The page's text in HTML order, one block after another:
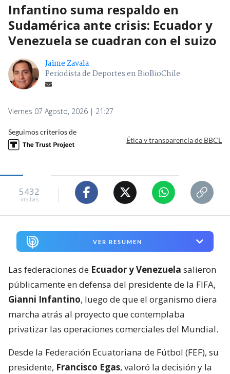
Infantino suma respaldo en
Sudamérica ante crisis: Ecuador y
Venezuela se cuadran con el suizo
Jaime Zavala
Periodista de Deportes en BioBioChile
Viernes 07 Agosto, 2026 | 21:27
Seguimos criterios de
Ética y transparencia de BBCL
5432
visitas
VER RESUMEN
Las federaciones de Ecuador y Venezuela salieron
públicamente en defensa del presidente de la FIFA,
Gianni Infantino, luego de que el organismo diera
marcha atrás al proyecto que contemplaba
privatizar las operaciones comerciales del Mundial.
Desde la Federación Ecuatoriana de Fútbol (FEF), su
presidente, Francisco Egas, valoró la decisión y la